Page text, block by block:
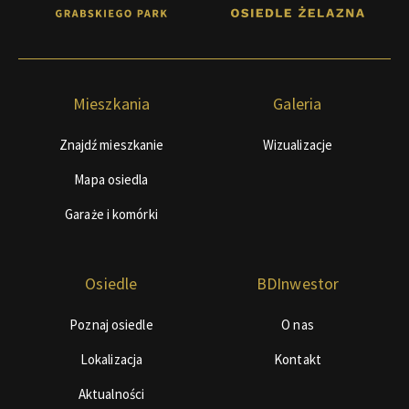
Mieszkania
Znajdź mieszkanie
Mapa osiedla
Garaże i komórki
Galeria
Wizualizacje
Osiedle
Poznaj osiedle
Lokalizacja
Aktualności
BDInwestor
O nas
Kontakt